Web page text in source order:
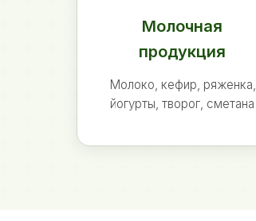
Молочная
продукция
Молоко, кефир, ряженка,
йогурты, творог, сметана